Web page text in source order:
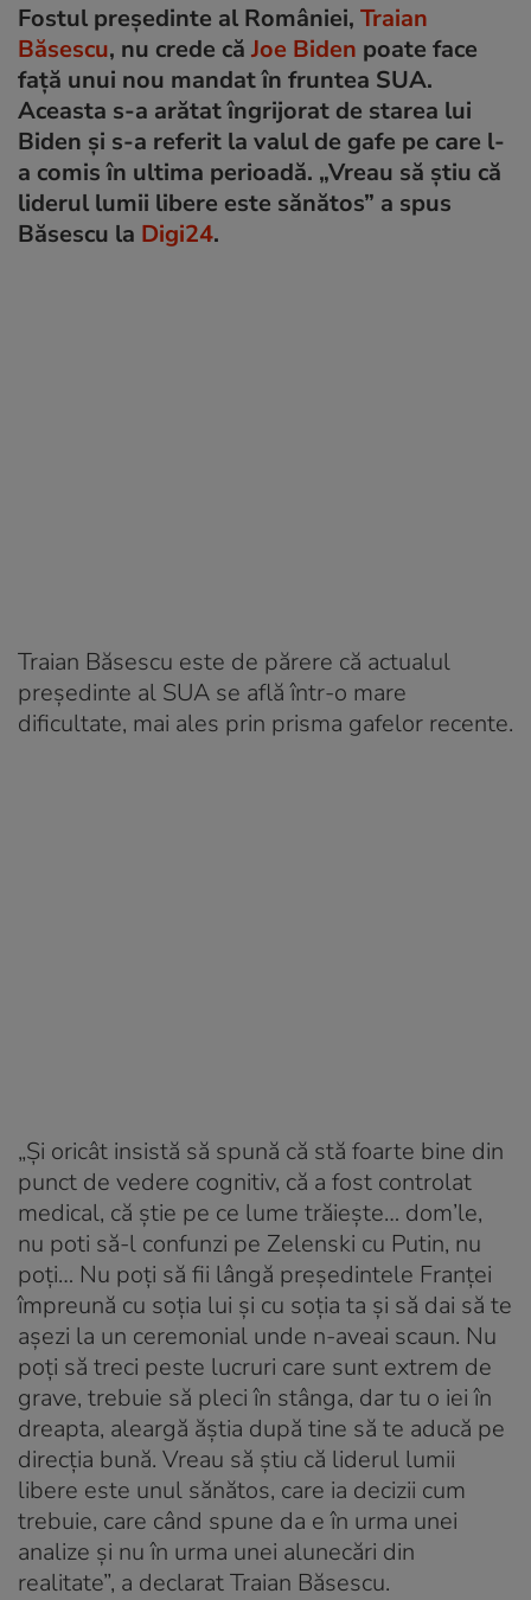
Fostul președinte al României, Traian
Băsescu, nu crede că Joe Biden poate face
față unui nou mandat în fruntea SUA.
Aceasta s-a arătat îngrijorat de starea lui
Biden și s-a referit la valul de gafe pe care l-
a comis în ultima perioadă. „Vreau să știu că
liderul lumii libere este sănătos” a spus
Băsescu la Digi24.
Traian Băsescu este de părere că actualul
președinte al SUA se află într-o mare
dificultate, mai ales prin prisma gafelor recente.
„Și oricât insistă să spună că stă foarte bine din
punct de vedere cognitiv, că a fost controlat
medical, că știe pe ce lume trăiește… dom’le,
nu poti să-l confunzi pe Zelenski cu Putin, nu
poți… Nu poți să fii lângă președintele Franței
împreună cu soția lui și cu soția ta și să dai să te
așezi la un ceremonial unde n-aveai scaun. Nu
poți să treci peste lucruri care sunt extrem de
grave, trebuie să pleci în stânga, dar tu o iei în
dreapta, aleargă ăștia după tine să te aducă pe
direcția bună. Vreau să știu că liderul lumii
libere este unul sănătos, care ia decizii cum
trebuie, care când spune da e în urma unei
analize și nu în urma unei alunecări din
realitate”, a declarat Traian Băsescu.